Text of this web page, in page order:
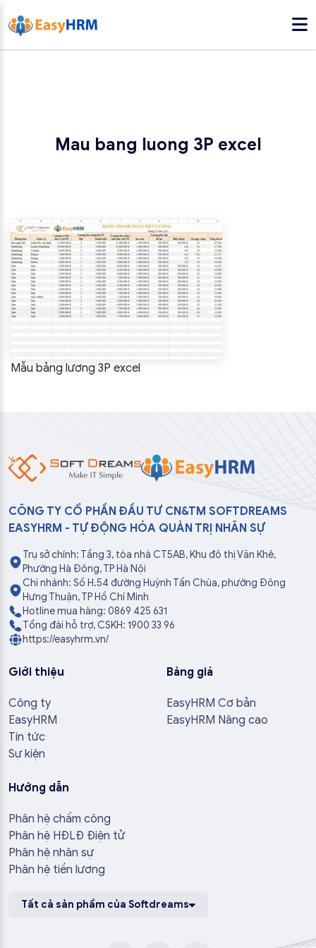
Mau bang luong 3P excel
Mẫu bảng lương 3P excel
CÔNG TY CỔ PHẦN ĐẦU TƯ CN&TM SOFTDREAMS
EASYHRM - TỰ ĐỘNG HÓA QUẢN TRỊ NHÂN SỰ
Trụ sở chính: Tầng 3, tòa nhà CT5AB, Khu đô thị Văn Khê,
Phường Hà Đông, TP Hà Nội
Chi nhánh: Số H.54 đường Huỳnh Tấn Chùa, phường Đông
Hưng Thuận, TP Hồ Chí Minh
Hotline mua hàng: 0869 425 631
Tổng đài hỗ trợ, CSKH: 1900 33 96
https://easyhrm.vn/
Giới thiệu
Công ty
EasyHRM
Tin tức
Sự kiện
Bảng giá
EasyHRM Cơ bản
EasyHRM Nâng cao
Hướng dẫn
Phân hệ chấm công
Phân hệ HĐLĐ Điện tử
Phân hệ nhân sự
Phân hệ tiền lương
Tất cả sản phẩm của Softdreams